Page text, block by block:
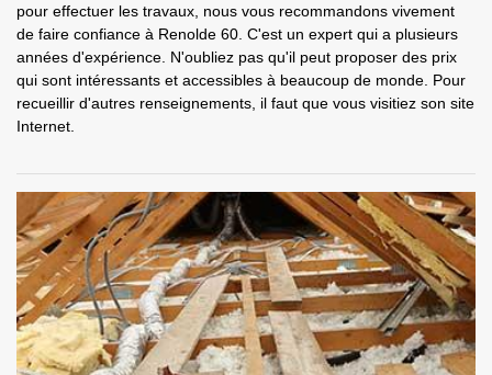
pour effectuer les travaux, nous vous recommandons vivement
de faire confiance à Renolde 60. C'est un expert qui a plusieurs
années d'expérience. N'oubliez pas qu'il peut proposer des prix
qui sont intéressants et accessibles à beaucoup de monde. Pour
recueillir d'autres renseignements, il faut que vous visitiez son site
Internet.